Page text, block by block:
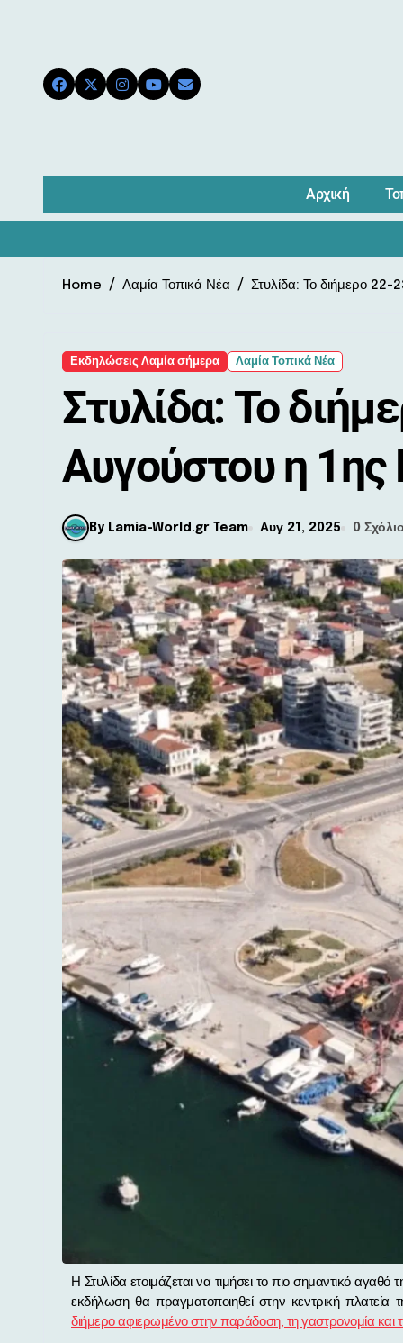
Αρχική
Home Λαμία Τοπικά Νέα Στυλίδα: Το διήμερο 22-
Εκδηλώσεις Λαμία σήμερα Λαμία Τοπικά Νέα
Στυλίδα: Το
Αυγούστου η 1ης
By Lamia-World.gr Team Αυγ 21, 2025 0 Σχόλιο
Η Στυλίδα ετοιμάζεται να τιμήσει το πιο σημαντικό αγαθό της γης της, την ελιά, με τη διοργάνωση της 1ης Γιορτής Ελιάς. Η
εκδήλωση θα πραγματοποιηθεί στην κεντρική
διήμερο αφιερωμένο στην παράδοση, τη γαστρονομία και